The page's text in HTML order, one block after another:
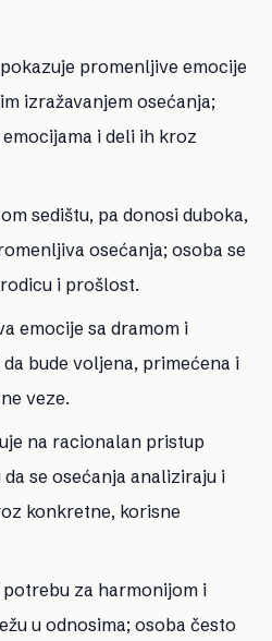
pokazuje promenljive emocije
izražavanjem osećanja;
i deli ih kroz
sedištu, pa donosi duboka,
osećanja; osoba se
i prošlost.
emocije sa dramom i
bude voljena, primećena i
veze.
na racionalan pristup
se osećanja analiziraju i
konkretne, korisne
za harmonijom i
u odnosima; osoba često